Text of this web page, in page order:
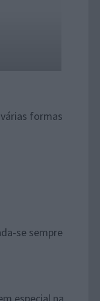
formas
se sempre
especial na